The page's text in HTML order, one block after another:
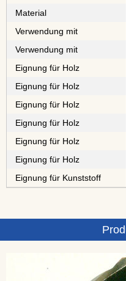
Material
Verwendung mit
Verwendung mit
Eignung für Holz
Eignung für Holz
Eignung für Holz
Eignung für Holz
Eignung für Holz
Eignung für Holz
Eignung für Kunststoff